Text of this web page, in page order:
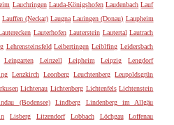
Lauchringen Lauda-Königshofen Laudenbach Lauf
Lauffen (Neckar) Laugna Lauingen (Donau) Laupheim
Lauterhofen Lauterstein Lautertal Lautrach
Lehrensteinsfeld Leibertingen Leiblfing Leidersbach
Leingarten Leinzell Leipheim Leipzig
Lengdorf
Lenzkirch Leonberg Leuchtenberg Leupoldsgrün
Lichtenau Lichtenberg Lichtenfels Lichtenstein
(Bodensee) Lindberg
Lindenberg im Allgäu
Lisberg Litzendorf Lobbach Löchgau
Loffenau